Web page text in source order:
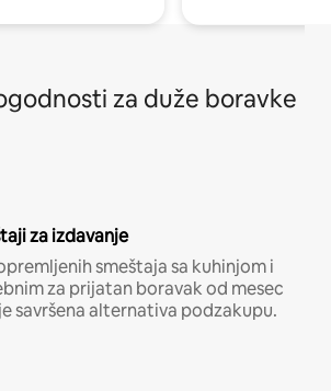
za duže boravke
za izdavanje
smeštaja sa kuhinjom i
za prijatan boravak od mesec
savršena alternativa podzakupu.